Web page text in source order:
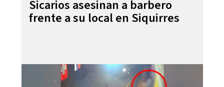
Sicarios asesinan a barbero
frente a su local en Siquirres